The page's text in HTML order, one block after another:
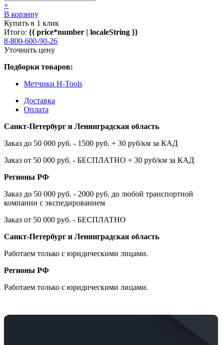
+
В корзину
Купить в 1 клик
Итого: {{ price*number | localeString }}
8-800-600-90-26
Уточнить цену
Подборки товаров:
Метчики H-Tools
Доставка
Оплата
Санкт-Петербург и Ленинградская область
Заказ до 50 000 руб. - 1500 руб. + 30 руб/км за КАД
Заказ от 50 000 руб. - БЕСПЛАТНО + 30 руб/км за КАД
Регионы РФ
Заказ до 50 000 руб. - 2000 руб. до любой транспортной
компании с экспедированием
Заказ от 50 000 руб. - БЕСПЛАТНО
Санкт-Петербург и Ленинградская область
Работаем только с юридическими лицами.
Регионы РФ
Работаем только с юридическими лицами.